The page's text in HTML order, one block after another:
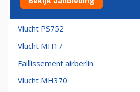
Boeing 737 MAX
Vlucht PS752
Vlucht MH17
Faillissement airberlin
Vlucht MH370